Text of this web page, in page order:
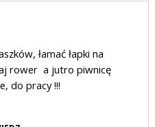
łamać łapki na
rower a jutro piwnicę
do pracy !!!